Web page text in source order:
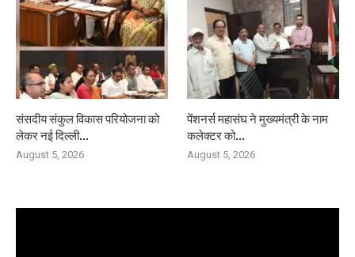
संसदीय संकुल विकास परियोजना को
लेकर नई दिल्ली...
August 5, 2026
पेंशनर्स महासंघ ने मुख्यमंत्री के नाम
कलेक्टर को...
August 5, 2026